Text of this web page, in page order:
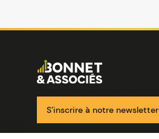
Image
S’inscrire à notre newsletter